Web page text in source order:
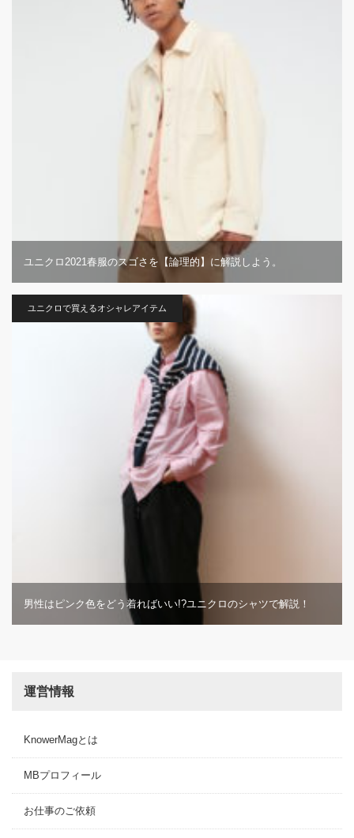
ユニクロ2021春服のスゴさを【論理的】に解説しよう。
ユニクロで買えるオシャレアイテム
男性はピンク色をどう着ればいい!?ユニクロのシャツで解説！
運営情報
KnowerMagとは
MBプロフィール
お仕事のご依頼